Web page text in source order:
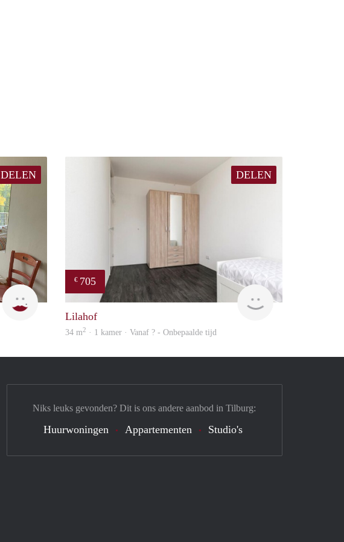
DELEN
T
DELEN
€ 705
finder
Lilahof
34 m2 · 1 kamer · Vanaf ? - Onbepaalde tijd
Niks leuks gevonden? Dit is ons andere aanbod in Tilburg:
Huurwoningen Appartementen Studio's